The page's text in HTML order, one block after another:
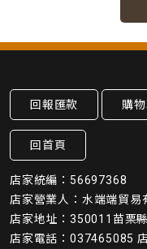
回報匯款 購
回首頁
店家統編：56697368
店家營業人：水端端貿易
店家地址：350011苗栗
店家電話：037465085